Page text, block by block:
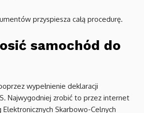
przyspiesza całą procedurę.
samochód do
wypełnienie deklaracji
Najwygodniej zrobić to przez internet
Elektronicznych Skarbowo-Celnych